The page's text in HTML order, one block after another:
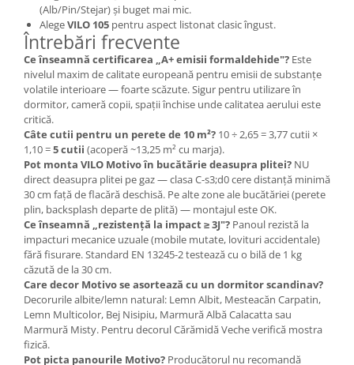
(Alb/Pin/Stejar) și buget mai mic.
AlegeVILO 105 pentru aspect listonat clasic îngust.
Întrebări frecvente
Ce înseamnă certificarea „A+ emisii formaldehide"? Este
nivelul maxim de calitate europeană pentru emisii de substanțe
volatile interioare — foarte scăzute. Sigur pentru utilizare în
dormitor, cameră copii, spații închise unde calitatea aerului este
critică.
Câte cutii pentru un perete de 10 m²? 10 ÷ 2,65 = 3,77 cutii ×
1,10 =5 cutii (acoperă ~13,25 m² cu marja).
Pot monta VILO Motivo în bucătărie deasupra plitei? NU
direct deasupra plitei pe gaz — clasa C-s3;d0 cere distanță minimă
30 cm față de flacără deschisă. Pe alte zone ale bucătăriei (perete
plin, backsplash departe de plită) — montajul este OK.
Ce înseamnă „rezistență la impact ≥ 3J"? Panoul rezistă la
impacturi mecanice uzuale (mobile mutate, lovituri accidentale)
fără fisurare. Standard EN 13245-2 testează cu o bilă de 1 kg
căzută de la 30 cm.
Care decor Motivo se asortează cu un dormitor scandinav?
Decorurile albite/lemn natural: Lemn Albit, Mesteacăn Carpatin,
Lemn Multicolor, Bej Nisipiu, Marmură Albă Calacatta sau
Marmură Misty. Pentru decorul Cărămidă Veche verifică mostra
fizică.
Pot picta panourile Motivo? Producătorul nu recomandă